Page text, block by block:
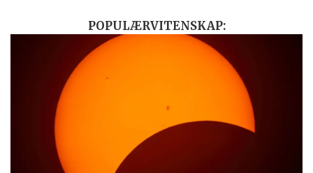
POPULÆRVITENSKAP: